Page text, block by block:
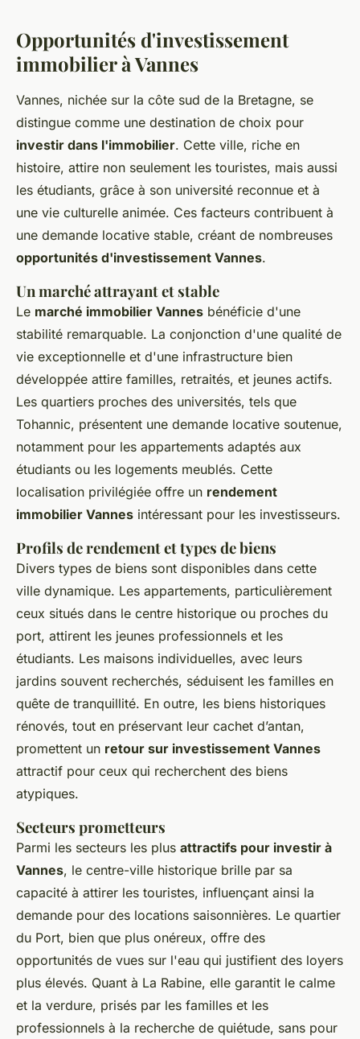
Opportunités d'investissement
immobilier à Vannes
Vannes, nichée sur la côte sud de la Bretagne, se
distingue comme une destination de choix pour
investir dans l'immobilier. Cette ville, riche en
histoire, attire non seulement les touristes, mais aussi
les étudiants, grâce à son université reconnue et à
une vie culturelle animée. Ces facteurs contribuent à
une demande locative stable, créant de nombreuses
opportunités d'investissement Vannes.
Un marché attrayant et stable
Le marché immobilier Vannes bénéficie d'une
stabilité remarquable. La conjonction d'une qualité de
vie exceptionnelle et d'une infrastructure bien
développée attire familles, retraités, et jeunes actifs.
Les quartiers proches des universités, tels que
Tohannic, présentent une demande locative soutenue,
notamment pour les appartements adaptés aux
étudiants ou les logements meublés. Cette
localisation privilégiée offre un rendement
immobilier Vannes intéressant pour les investisseurs.
Profils de rendement et types de biens
Divers types de biens sont disponibles dans cette
ville dynamique. Les appartements, particulièrement
ceux situés dans le centre historique ou proches du
port, attirent les jeunes professionnels et les
étudiants. Les maisons individuelles, avec leurs
jardins souvent recherchés, séduisent les familles en
quête de tranquillité. En outre, les biens historiques
rénovés, tout en préservant leur cachet d’antan,
promettent un retour sur investissement Vannes
attractif pour ceux qui recherchent des biens
atypiques.
Secteurs prometteurs
Parmi les secteurs les plus attractifs pour investir à
Vannes, le centre-ville historique brille par sa
capacité à attirer les touristes, influençant ainsi la
demande pour des locations saisonnières. Le quartier
du Port, bien que plus onéreux, offre des
opportunités de vues sur l'eau qui justifient des loyers
plus élevés. Quant à La Rabine, elle garantit le calme
et la verdure, prisés par les familles et les
professionnels à la recherche de quiétude, sans pour